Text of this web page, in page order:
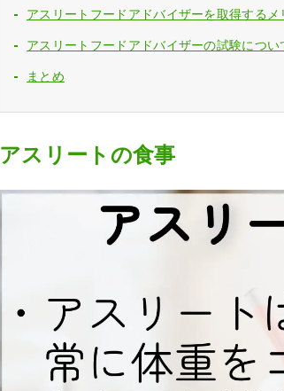
アスリートフードアドバイザーを取得するメ
アスリートフードアドバイザーの試験につい
まとめ
アスリートの食事